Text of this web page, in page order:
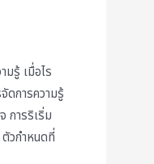
มรู้ เมื่อไร
ดการความรู้
การริเริ่ม
ตัวกำหนดที่